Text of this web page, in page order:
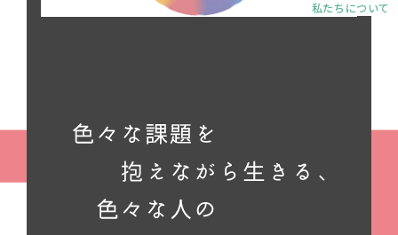
私たちについて